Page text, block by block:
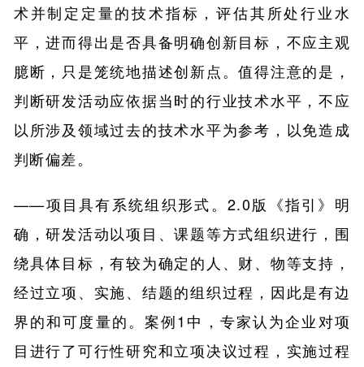
术并制定定量的技术指标，评估其所处行业水
平，进而得出是否具备明确创新目标，不应主观
臆断，只是笼统地描述创新点。值得注意的是，
判断研发活动应依据当时的行业技术水平，不应
以所涉及领域过去的技术水平为参考，以免造成
判断偏差。
——项目具有系统组织形式。2.0版《指引》明
确，研发活动以项目、课题等方式组织进行，围
绕具体目标，有较为确定的人、财、物等支持，
经过立项、实施、结题的组织过程，因此是有边
界的和可度量的。案例1中，专家认为企业对项
目进行了可行性研究和立项决议过程，实施过程